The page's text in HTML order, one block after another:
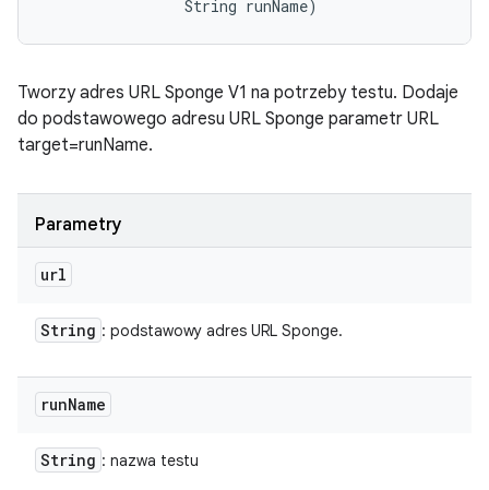
                String runName)
Tworzy adres URL Sponge V1 na potrzeby testu. Dodaje
do podstawowego adresu URL Sponge parametr URL
target=runName.
Parametry
url
String : podstawowy adres URL Sponge.
runName
String : nazwa testu